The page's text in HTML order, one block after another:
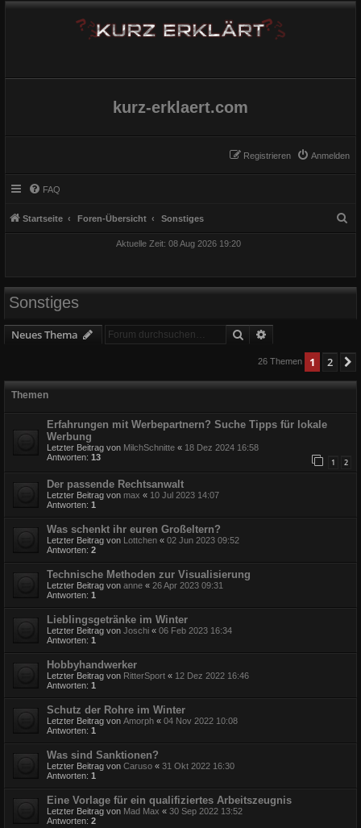
kurz-erklaert.com
Anmelden
Registrieren
FAQ
Startseite Foren-Übersicht Sonstiges
Aktuelle Zeit: 08 Aug 2026 19:20
Sonstiges
Neues Thema Suche
26 Themen 1 2
Themen
Erfahrungen mit Werbepartnern? Suche Tipps für lokale
Werbung
Letzter Beitrag von MilchSchnitte « 18 Dez 2024 16:58
Antworten: 13 1 2
Der passende Rechtsanwalt
Letzter Beitrag von max « 10 Jul 2023 14:07
Antworten: 1
Was schenkt ihr euren Großeltern?
Letzter Beitrag von Lottchen « 02 Jun 2023 09:52
Antworten: 2
Technische Methoden zur Visualisierung
Letzter Beitrag von anne « 26 Apr 2023 09:31
Antworten: 1
Lieblingsgetränke im Winter
Letzter Beitrag von Joschi « 06 Feb 2023 16:34
Antworten: 1
Hobbyhandwerker
Letzter Beitrag von RitterSport « 12 Dez 2022 16:46
Antworten: 1
Schutz der Rohre im Winter
Letzter Beitrag von Amorph « 04 Nov 2022 10:08
Antworten: 1
Was sind Sanktionen?
Letzter Beitrag von Caruso « 31 Okt 2022 16:30
Antworten: 1
Eine Vorlage für ein qualifiziertes Arbeitszeugnis
Letzter Beitrag von Mad Max « 30 Sep 2022 13:52
Antworten: 2